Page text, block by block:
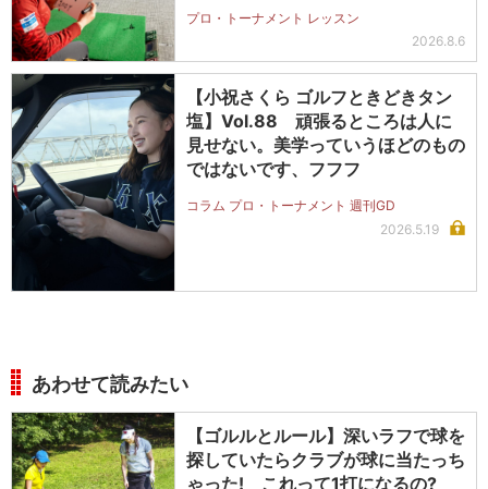
プロ・トーナメント レッスン
2026.8.6
【小祝さくら ゴルフときどきタン
塩】Vol.88 頑張るところは人に
見せない。美学っていうほどのもの
ではないです、フフフ
コラム プロ・トーナメント 週刊GD
2026.5.19
あわせて読みたい
【ゴルルとルール】深いラフで球を
探していたらクラブが球に当たっち
ゃった! これって1打になるの?